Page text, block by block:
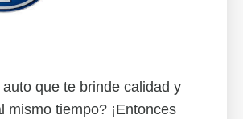
que te brinde calidad y
mismo tiempo? ¡Entonces